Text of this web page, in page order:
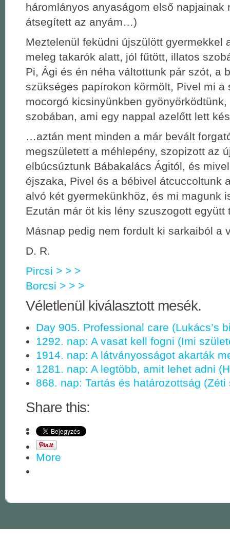
háromlányos anyaságom első napjainak
átsegített az anyám…)
Meztelenül feküdni újszülött gyermekkel
meleg takarók alatt, jól fűtött, illatos
Pi, Ági és én néha váltottunk pár szót, a
szükséges papírokon körmölt, Pivel mi a
mocorgó kicsinyünkben gyönyörködtünk,
szobában, ami egy nappal azelőtt lett
…aztán ment minden a már bevált
megszületett a méhlepény, szopizott az
elbúcsúztunk Bábakalács Ágitól, és
éjszaka, Pivel és a bébivel átcuccoltunk
alvó két gyermekünkhöz, és mi magunk
Ezután már öt kis lény szuszogott együtt
Másnap pedig nem fordult ki sarkaiból a
D. R.
Pircsi > > >
Borcsi > > >
Véletlenül kiválasztott mesék.
Day 905. Professional care (Lukács’s
1292. nap: A vasat kell fogni (Imi
1914. nap: A látványosságot akarták
1281. nap: A legtöbb, amit lehet adni
868. nap: Tartás és határozottság (Zéti
Share this:
More